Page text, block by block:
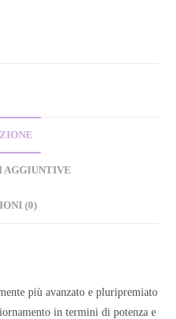
AGGIUNTIVE
(0)
più avanzato e pluripremiato
in termini di potenza e